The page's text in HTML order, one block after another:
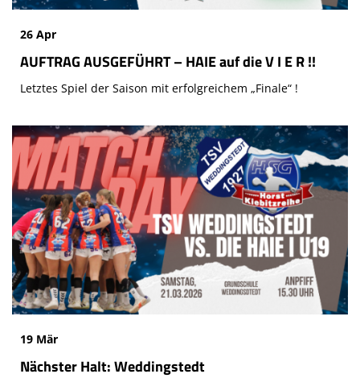
26 Apr
AUFTRAG AUSGEFÜHRT – HAIE auf die V I E R !!
Letztes Spiel der Saison mit erfolgreichem „Finale“ !
19 Mär
Nächster Halt: Weddingstedt